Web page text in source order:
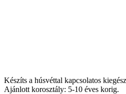
Készíts a húsvéttal kapcsolatos
Ajánlott korosztály: 5-10 éves korig.